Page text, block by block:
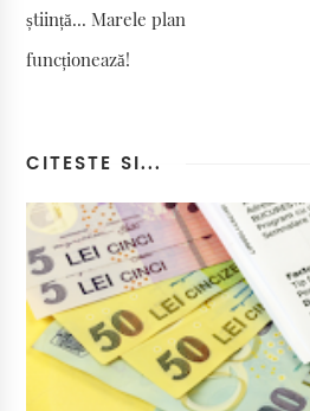
știință... Marele plan
funcționează!
CITESTE SI...